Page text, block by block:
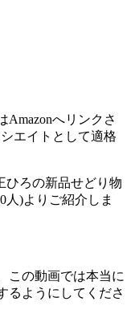
Amazonへリンクさ
エイトとして適格
ひろの新品せどり物
人)よりご紹介しま
この動画では本当に
るようにしてくださ